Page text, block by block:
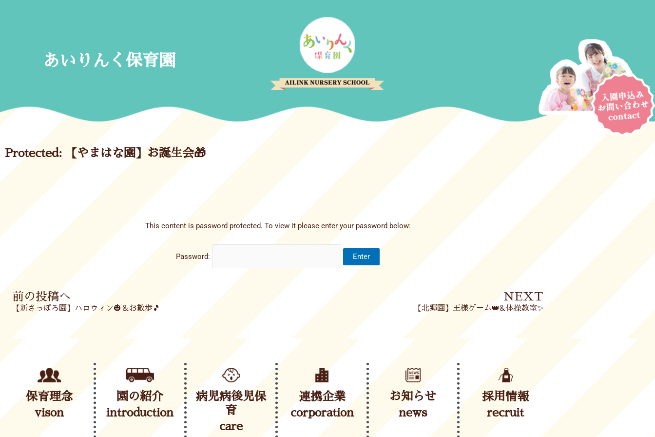
あいりんく保育園
Protected: 【やまはな園】お誕生会🎁
This content is password protected. To view it please enter your password below:
Password:
Prev
前の投稿へ
【新さっぽろ園】ハロウィン🎃＆お散歩🎵
NEXT
【北郷園】王様ゲーム👑&体操教室✨
保育理念
vison
園の紹介
introduction
病児病後児保
育
care
連携企業
corporation
お知らせ
news
採用情報
recruit